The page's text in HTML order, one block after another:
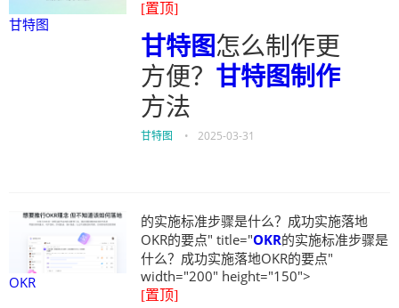
甘特图
[置顶]
甘特图怎么制作更
方便？ 甘特图制作
方法
甘特图 • 2025-03-31
OKR
的实施标准步骤是什么？成功实施落地
OKR的要点" title="OKR的实施标准步骤是
什么？成功实施落地OKR的要点"
width="200" height="150">
[置顶]